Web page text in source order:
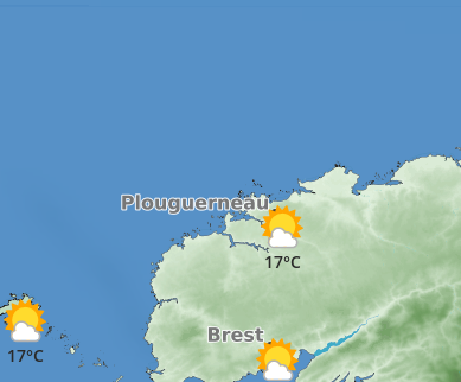
17°C
17°C